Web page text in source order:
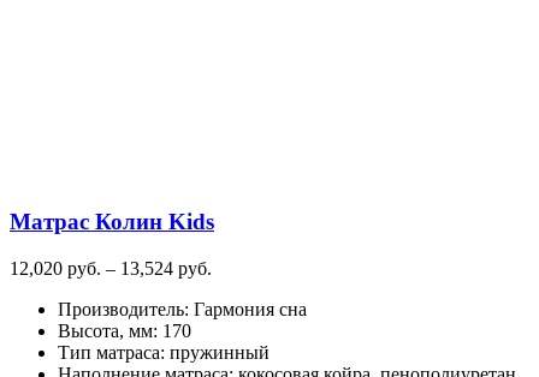
Матрас Колин Kids
12,020 руб. – 13,524 руб.
12,020
–
Производитель: Гармония сна
Высота, мм: 170
Тип матраса: пружинный